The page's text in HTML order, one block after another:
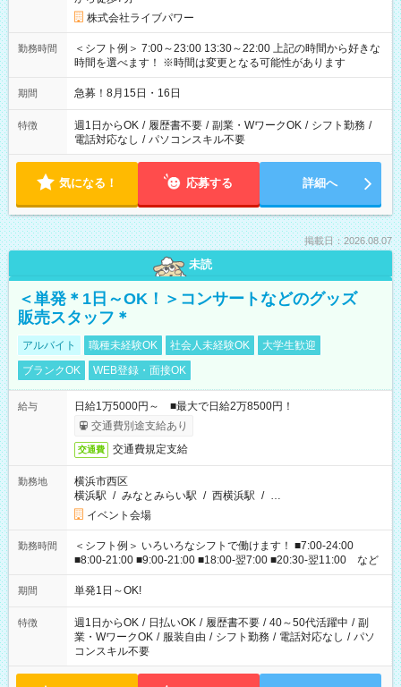
株式会社ライブパワー
勤務時間
＜シフト例＞ 7:00～23:00 13:30～22:00 上記の時間から好きな
時間を選べます！ ※時間は変更となる可能性があります
期間 急募！8月15日・16日
特徴 週1日からOK / 履歴書不要 / 副業・WワークOK / シフト勤務 /
電話対応なし / パソコンスキル不要
気になる！ 応募する 詳細へ
掲載日：2026.08.07
未読
＜単発＊1日～OK！＞コンサートなどのグッズ
販売スタッフ＊
アルバイト 職種未経験OK 社会人未経験OK
大学生歓迎
ブランクOK
WEB登録・面接OK
給与
日給1万5000円～ ■最大で日給2万8500円！
交通費別途支給あり
交通費 交通費規定支給
勤務地
横浜市西区
横浜駅 / みなとみらい駅 / 西横浜駅 / …
イベント会場
勤務時間
＜シフト例＞ いろいろなシフトで働けます！ ■7:00-24:00
■8:00-21:00 ■9:00-21:00 ■18:00-翌7:00 ■20:30-翌11:00 など
期間 単発1日～OK!
特徴 週1日からOK / 日払いOK / 履歴書不要 / 40～50代活躍中 / 副
業・WワークOK / 服装自由 / シフト勤務 / 電話対応なし / パソ
コンスキル不要